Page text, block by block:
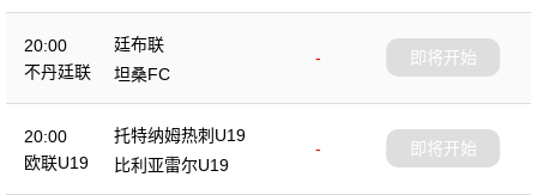
20:00
不丹廷联
廷布联
-
坦桑FC
即将开始
20:00
欧联U19
托特纳姆热刺U19
-
比利亚雷尔U19
即将开始